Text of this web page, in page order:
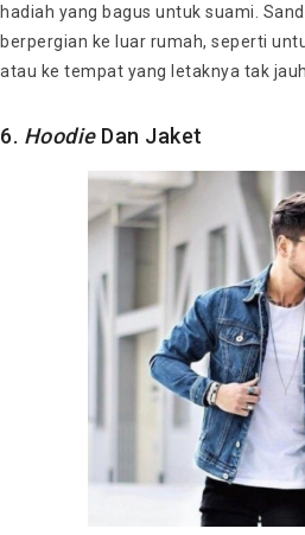
hadiah yang bagus untuk suami.
berpergian ke luar rumah, seperti
atau ke tempat yang letaknya tak
6. Hoodie Dan Jaket